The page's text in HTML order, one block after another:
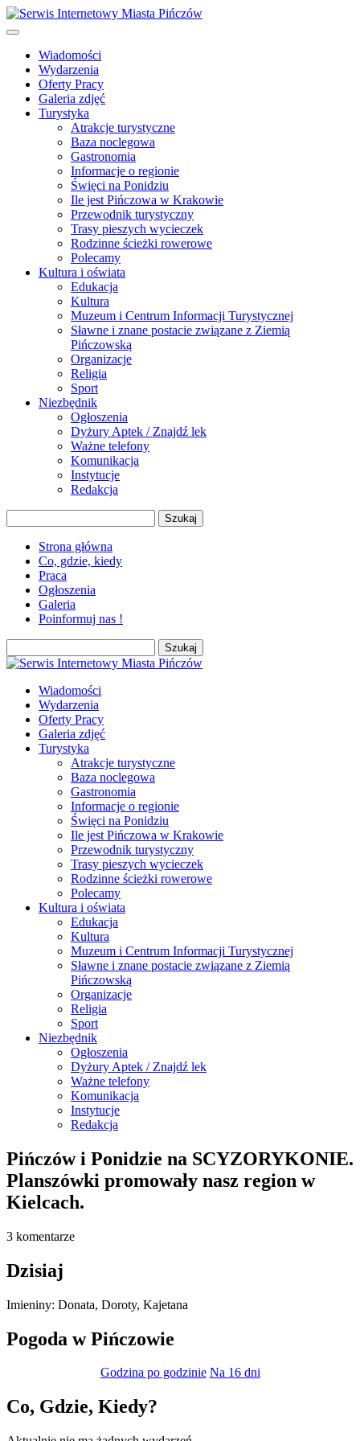
Wiadomości
Wydarzenia
Oferty Pracy
Galeria zdjęć
Turystyka
Atrakcje turystyczne
Baza noclegowa
Gastronomia
Informacje o regionie
Święci na Ponidziu
Ile jest Pińczowa w Krakowie
Przewodnik turystyczny
Trasy pieszych wycieczek
Rodzinne ścieżki rowerowe
Polecamy
Kultura i oświata
Edukacja
Kultura
Muzeum i Centrum Informacji Turystycznej
Sławne i znane postacie związane z Ziemią
Pińczowską
Organizacje
Religia
Sport
Niezbędnik
Ogłoszenia
Dyżury Aptek / Znajdź lek
Ważne telefony
Komunikacja
Instytucje
Redakcja
Strona główna
Co, gdzie, kiedy
Praca
Ogłoszenia
Galeria
Poinformuj nas !
Wiadomości
Wydarzenia
Oferty Pracy
Galeria zdjęć
Turystyka
Atrakcje turystyczne
Baza noclegowa
Gastronomia
Informacje o regionie
Święci na Ponidziu
Ile jest Pińczowa w Krakowie
Przewodnik turystyczny
Trasy pieszych wycieczek
Rodzinne ścieżki rowerowe
Polecamy
Kultura i oświata
Edukacja
Kultura
Muzeum i Centrum Informacji Turystycznej
Sławne i znane postacie związane z Ziemią
Pińczowską
Organizacje
Religia
Sport
Niezbędnik
Ogłoszenia
Dyżury Aptek / Znajdź lek
Ważne telefony
Komunikacja
Instytucje
Redakcja
Pińczów i Ponidzie na SCYZORYKONIE.
Planszówki promowały nasz region w
Kielcach.
3 komentarze
Dzisiaj
Imieniny: Donata, Doroty, Kajetana
Pogoda w Pińczowie
Godzina po godzinie Na 16 dni
Co, Gdzie, Kiedy?